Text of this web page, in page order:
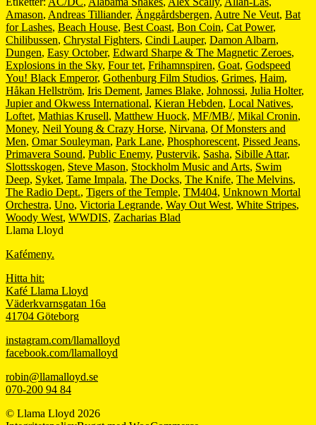
Amason, Andreas Tilliander, Änggårdsbergen, Autre Ne Veut, Bat
for Lashes, Beach House, Best Coast, Bon Coin, Cat Power,
Chilibussen, Chrystal Fighters, Cindi Lauper, Damon Albarn,
Dungen, Easy October, Edward Sharpe & The Magnetic Zeroes,
Explosions in the Sky, Four tet, Frihamnspiren, Goat, Godspeed
You! Black Emperor, Gothenburg Film Studios, Grimes, Haim,
Håkan Hellström, Iris Dement, James Blake, Johnossi, Julia Holter,
Jupier and Okwess International, Kieran Hebden, Local Natives,
Loftet, Mathias Krusell, Matthew Huock, MF/MB/, Mikal Cronin,
Money, Neil Young & Crazy Horse, Nirvana, Of Monsters and
Men, Omar Souleyman, Park Lane, Phosphorescent, Pissed Jeans,
Primavera Sound, Public Enemy, Pustervik, Sasha, Sibille Attar,
Slottsskogen, Steve Mason, Stockholm Music and Arts, Swim
Deep, Syket, Tame Impala, The Docks, The Knife, The Melvins,
The Radio Dept., Tigers of the Temple, TM404, Unknown Mortal
Orchestra, Uno, Victoria Legrande, Way Out West, White Stripes,
Woody West, WWDIS, Zacharias Blad
Llama Lloyd
Kafémeny.
Hitta hit:
Kafé Llama Lloyd
Väderkvarnsgatan 16a
41704 Göteborg
instagram.com/llamalloyd
facebook.com/llamalloyd
robin@llamalloyd.se
070-200 94 84
© Llama Lloyd 2026